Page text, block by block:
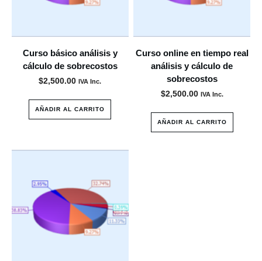
Curso básico análisis y
cálculo de sobrecostos
$2,500.00 IVA Inc.
AÑADIR AL CARRITO
Curso online en tiempo real
análisis y cálculo de
sobrecostos
$2,500.00 IVA Inc.
AÑADIR AL CARRITO